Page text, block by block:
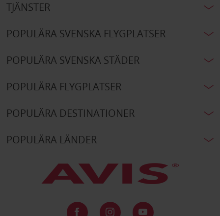
TJÄNSTER
POPULÄRA SVENSKA FLYGPLATSER
POPULÄRA SVENSKA STÄDER
POPULÄRA FLYGPLATSER
POPULÄRA DESTINATIONER
POPULÄRA LÄNDER